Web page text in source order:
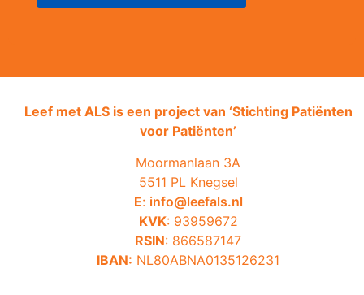
Leef met ALS is een project van ‘Stichting Patiënten
voor Patiënten’
Moormanlaan 3A
5511 PL Knegsel
E: info@leefals.nl
KVK: 93959672
RSIN: 866587147
IBAN: NL80ABNA0135126231